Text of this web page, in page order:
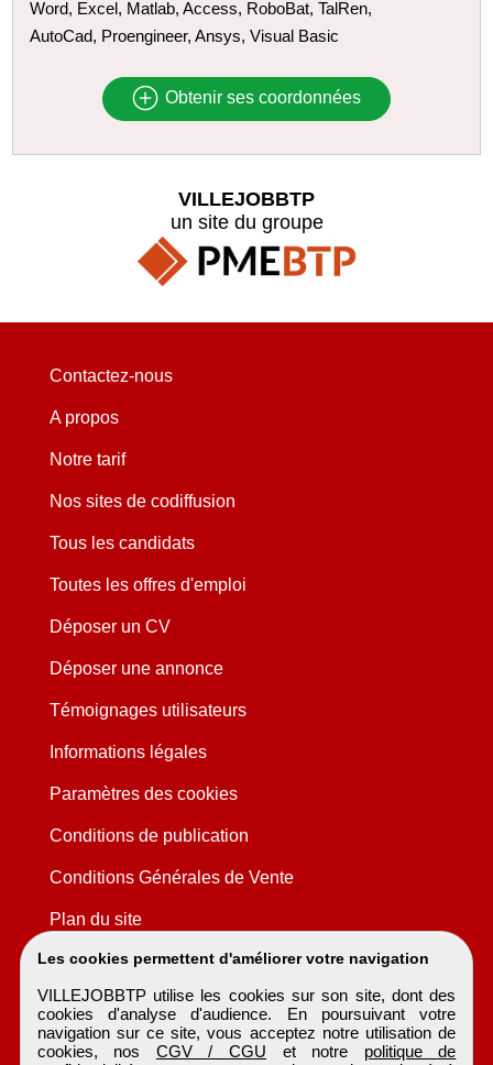
Word, Excel, Matlab, Access, RoboBat, TalRen,
AutoCad, Proengineer, Ansys, Visual Basic
Obtenir ses coordonnées
Les cookies permettent d'améliorer votre navigation
VILLEJOBBTP utilise les cookies sur son site, dont des
cookies d'analyse d'audience. En poursuivant votre
navigation sur ce site, vous acceptez notre utilisation de
cookies, nos CGV / CGU et notre politique de
VILLEJOBBTP
un site du groupe
Contactez-nous
A propos
Notre tarif
Nos sites de codiffusion
Tous les candidats
Toutes les offres d'emploi
Déposer un CV
Déposer une annonce
Témoignages utilisateurs
Informations légales
Paramètres des cookies
Conditions de publication
Conditions Générales de Vente
Plan du site